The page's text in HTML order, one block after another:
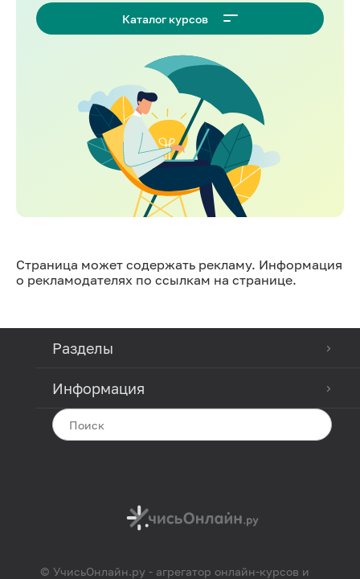
Каталог курсов
Страница может содержать рекламу. Информация
о рекламодателях по ссылкам на странице.
Разделы
Информация
© УчисьОнлайн.ру - агрегатор онлайн-курсов и